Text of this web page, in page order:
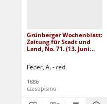
Grünberger Wochenblatt:
Zeitung für Stadt und
Land, No. 71. (13. Juni
Feder, A. - red.
1886
czasopismo